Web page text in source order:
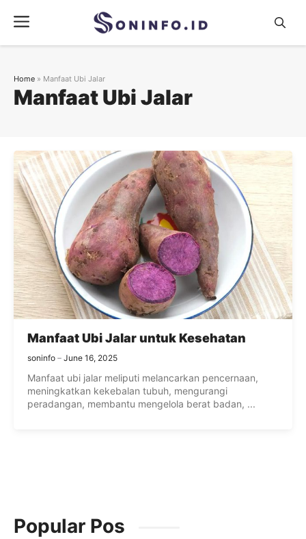
content
Menu
Manfaat Ubi Jalar
Home » Manfaat Ubi Jalar
Manfaat Ubi Jalar untuk Kesehatan
soninfo June 16, 2025
Manfaat ubi jalar meliputi melancarkan pencernaan,
meningkatkan kekebalan tubuh, mengurangi
peradangan, membantu mengelola berat badan, ...
Popular Pos